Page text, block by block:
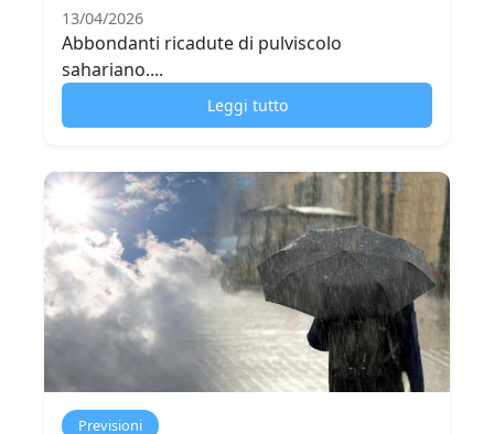
13/04/2026
Abbondanti ricadute di pulviscolo
sahariano....
Leggi tutto
Previsioni